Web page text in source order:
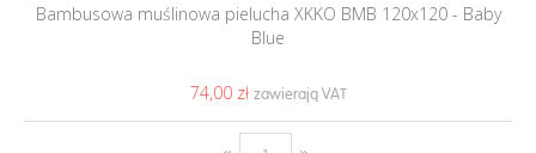
Bambusowa muślinowa pielucha XKKO BMB 120x120 - Baby
Blue
74,00 ‎zł